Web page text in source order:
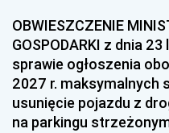
OBWIESZCZENIE
GOSPODARKI z dnia
sprawie ogłoszenia
2027 r. maksymalnych
usunięcie pojazdu z
na parkingu